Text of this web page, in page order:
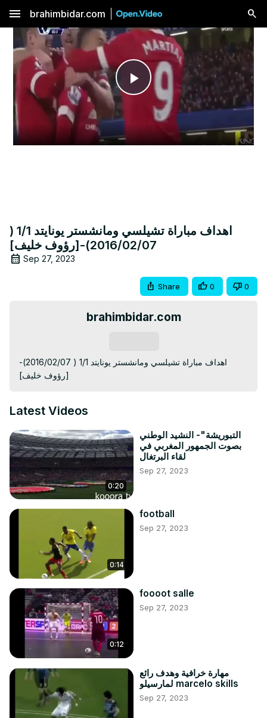
menu brahimbidar.com
Play
Video
اهداف مباراة تشيلسي ومانشستر يونايتد 1/1 (
2016/02/07)-[رؤوف خليف]
Sep 27, 2023
Share 0 0
brahimbidar.com
اهداف مباراة تشيلسي ومانشستر يونايتد 1/1 ( 2016/02/07)-
[رؤوف خليف]
Latest Videos
0:20
التبوريشة"- النشيد الوطني
بصوت الجمهور المغربي في
لقاء البرتغال
Sep 27, 2023
0:14
football
Sep 27, 2023
0:12
foooot salle
Sep 27, 2023
مهارة خرافية وهدف رائع
لمارسيلو marcelo skills
Sep 27, 2023